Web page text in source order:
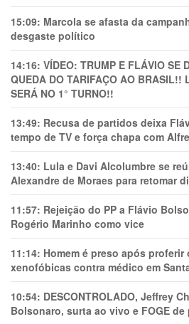
15:09: Marcola se afasta da
desgaste político
14:16: VÍDEO: TRUMP E FLÁVIO SE
QUEDA DO TARIFAÇO AO BRASIL!!
SERÁ NO 1° TURNO!!
13:49: Recusa de partidos deixa
tempo de TV e força chapa com
13:40: Lula e Davi Alcolumbre se
Alexandre de Moraes para retomar
11:57: Rejeição do PP a Flávio
Rogério Marinho como vice
11:14: Homem é preso após
xenofóbicas contra médico em
10:54: DESCONTROLADO, Jeffrey
Bolsonaro, surta ao vivo e FOGE